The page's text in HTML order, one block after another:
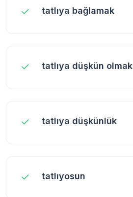
tatlıya bağlamak
tatlıya düşkün olmak
tatlıya düşkünlük
tatlıyosun